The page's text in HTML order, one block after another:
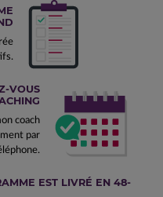
VOUS
coach
par
EST LIVRÉ EN 48-